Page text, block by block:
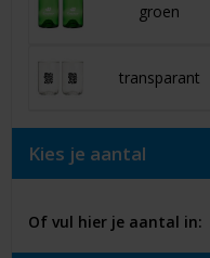
groen
transparant
Kies je aantal
Of vul hier je aantal in: